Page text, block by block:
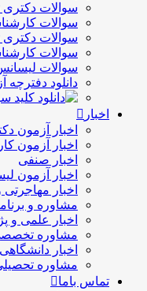
سوالات
سوالات
سوالات
سوالات
سوالات
دانلود دفترچه
اخبار
اخبار آزمون
اخبار آزمون
اخبار صنفی
اخبار آزمون
اخبار
مشاوره و
اخبار علمی و
مشاوره
اخبار دانشگاهی
مشاوره
تماس باما